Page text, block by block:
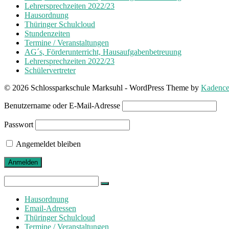
Lehrersprechzeiten 2022/23
Hausordnung
Thüringer Schulcloud
Stundenzeiten
Termine / Veranstaltungen
AG´s, Förderunterricht, Hausaufgabenbetreuung
Lehrersprechzeiten 2022/23
Schülervertreter
© 2026 Schlossparkschule Marksuhl - WordPress Theme by
Benutzername oder E-Mail-Adresse
Passwort
Angemeldet bleiben
for:
Hausordnung
Email-Adressen
Thüringer Schulcloud
Termine / Veranstaltungen